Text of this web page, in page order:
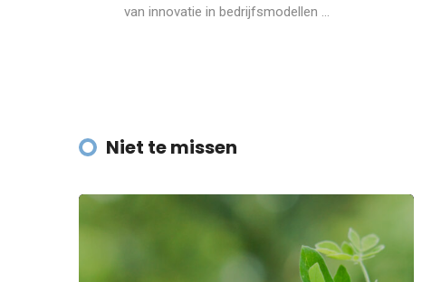
van innovatie in bedrijfsmodellen ...
Niet te missen